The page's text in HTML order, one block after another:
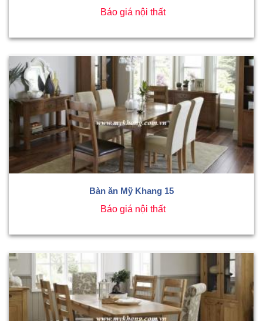
Báo giá nội thất
Bàn ăn Mỹ Khang 15
Báo giá nội thất